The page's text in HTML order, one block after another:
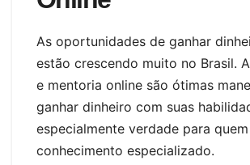
As oportunidades de ganhar
estão crescendo muito no Brasil.
e mentoria online são ótimas
ganhar dinheiro com suas
especialmente verdade para
conhecimento especializado.